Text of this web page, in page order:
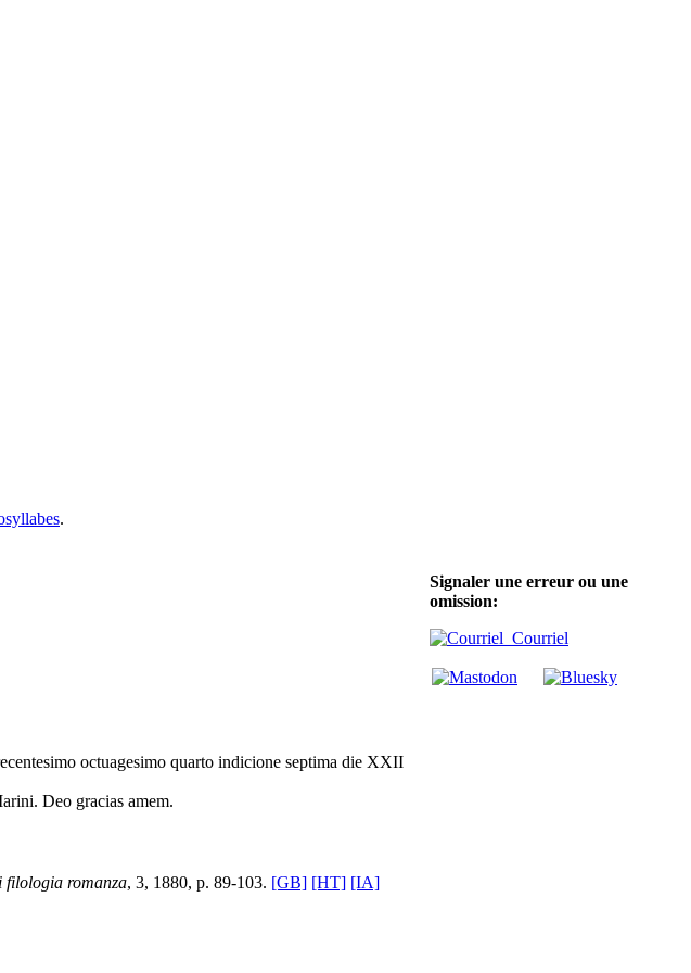
.
octuagesimo quarto indicione septima die XXII
Deo gracias amem.
filologia romanza, 3, 1880, p. 89-103. [GB] [HT] [IA]
Signaler une erreur ou une
omission:
Courriel